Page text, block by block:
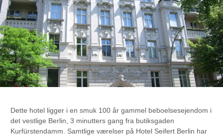
Dette hotel ligger i en smuk 100 år gammel beboelsesejendom i
det vestlige Berlin, 3 minutters gang fra butiksgaden
Kurfürstendamm. Samtlige værelser på Hotel Seifert Berlin har